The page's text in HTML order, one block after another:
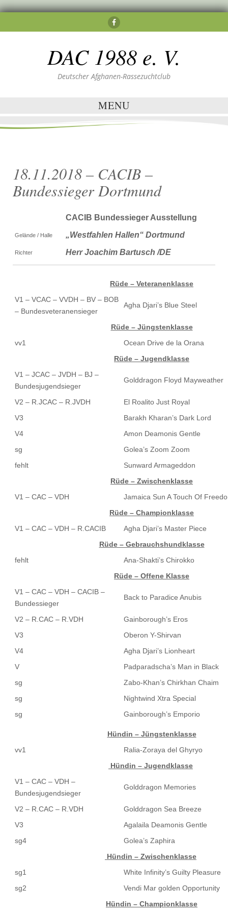
DAC 1988 e. V.
Deutscher Afghanen-Rassezuchtclub
MENU
18.11.2018 – CACIB –
Bundessieger Dortmund
CACIB Bundessieger Ausstellung
Gelände / Halle „Westfahlen Hallen“ Dortmund
Richter Herr Joachim Bartusch /DE
Rüde – Veteranenklasse
V1 – VCAC – VVDH – BV – BOB
– Bundesveteranensieger
Agha Djari’s Blue Steel
Rüde – Jüngstenklasse
vv1
Ocean Drive de la Orana
Rüde – Jugendklasse
V1 – JCAC – JVDH – BJ –
Bundesjugendsieger
Golddragon Floyd Mayweather
V2 – R.JCAC – R.JVDH
El Roalito Just Royal
V3
Barakh Kharan’s Dark Lord
V4
Amon Deamonis Gentle
sg
Golea’s Zoom Zoom
fehlt
Sunward Armageddon
Rüde – Zwischenklasse
V1 – CAC – VDH
Jamaica Sun A Touch Of
Rüde – Championklasse
V1 – CAC – VDH – R.CACIB
Agha Djari’s Master Piece
Rüde – Gebrauchshundklasse
fehlt
Ana-Shakti’s Chirokko
Rüde – Offene Klasse
V1 – CAC – VDH – CACIB –
Bundessieger
Back to Paradice Anubis
V2 – R.CAC – R.VDH
Gainborough’s Eros
V3
Oberon Y-Shirvan
V4
Agha Djari’s Lionheart
V
Padparadscha’s Man in Black
sg
Zabo-Khan’s Chirkhan Chaim
sg
Nightwind Xtra Special
sg
Gainborough’s Emporio
Hündin – Jüngstenklasse
vv1
Ralia-Zoraya del Ghyryo
Hündin – Jugendklasse
V1 – CAC – VDH –
Bundesjugendsieger
Golddragon Memories
V2 – R.CAC – R.VDH
Golddragon Sea Breeze
V3
Agalaila Deamonis Gentle
sg4
Golea’s Zaphira
Hündin – Zwischenklasse
sg1
White Infinity’s Guilty Pleasure
sg2
Vendi Mar golden Opportunity
Hündin – Championklasse